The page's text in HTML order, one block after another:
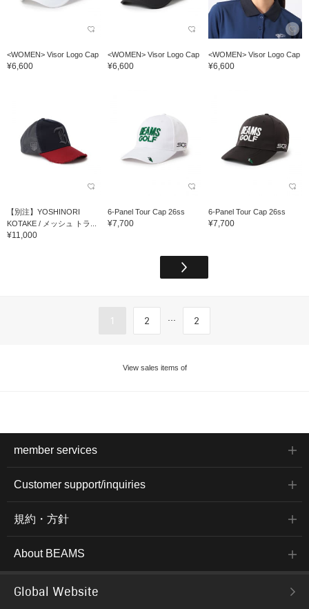
<WOMEN> Visor Logo Cap
¥6,600
<WOMEN> Visor Logo Cap
¥6,600
<WOMEN> Visor Logo Cap
¥6,600
【別注】YOSHINORI
KOTAKE / メッシュ トラ...
¥11,000
6-Panel Tour Cap 26ss
¥7,700
6-Panel Tour Cap 26ss
¥7,700
1 2 ... 2
View sales items of
member services
Customer support/inquiries
規約・方針
About BEAMS
Global Website